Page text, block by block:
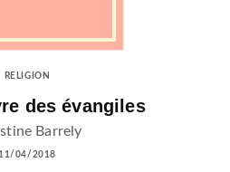
RELIGION
des évangiles
Barrely
11/04/2018